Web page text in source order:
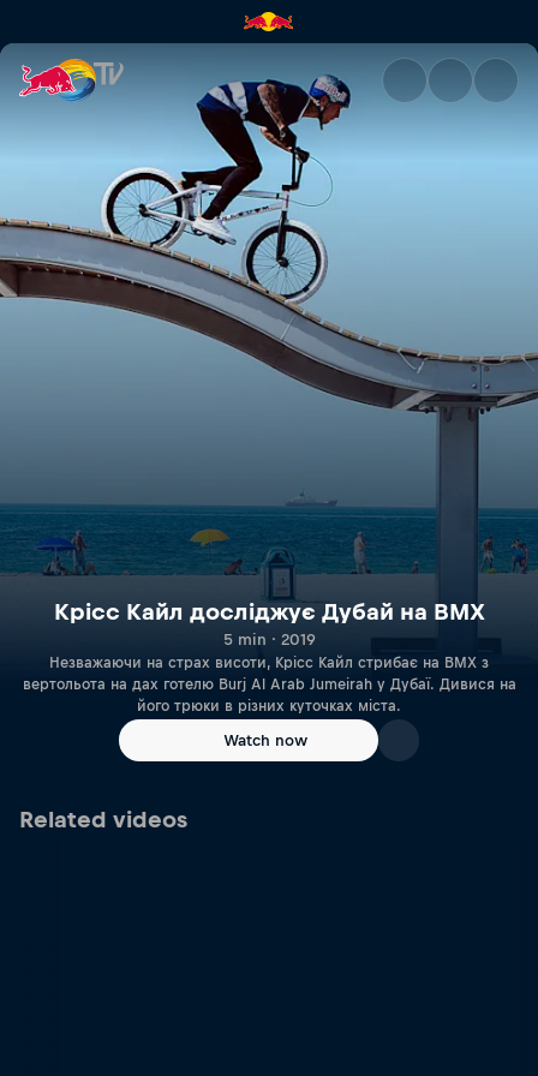
Крісс Кайл досліджує
Крісс Кайл досліджує Дубай на BMX
5 min · 2019
Незважаючи на страх висоти, Крісс Кайл стрибає на BMX з
вертольота на дах готелю Burj Al Arab Jumeirah у Дубаї. Дивися на
його трюки в різних куточках міста.
Watch now
Related videos